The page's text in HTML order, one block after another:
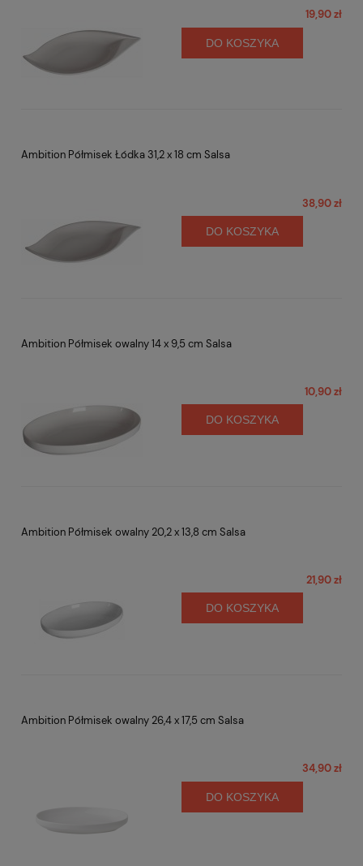
19,90 zł
DO KOSZYKA
Ambition Półmisek Łódka 31,2 x 18 cm Salsa
38,90 zł
DO KOSZYKA
Ambition Półmisek owalny 14 x 9,5 cm Salsa
10,90 zł
DO KOSZYKA
Ambition Półmisek owalny 20,2 x 13,8 cm Salsa
21,90 zł
DO KOSZYKA
Ambition Półmisek owalny 26,4 x 17,5 cm Salsa
34,90 zł
DO KOSZYKA